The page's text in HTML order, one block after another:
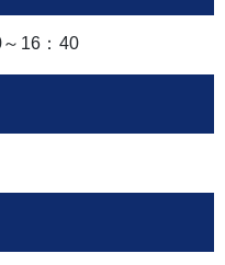
16：40